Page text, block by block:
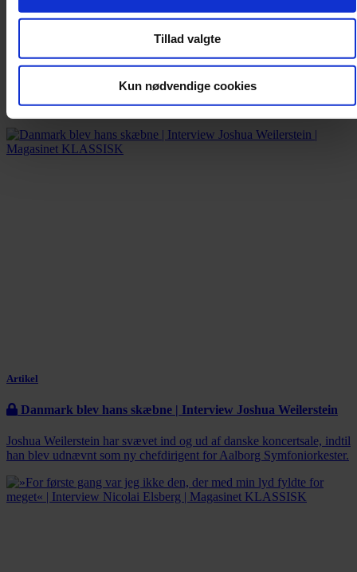
Tillad valgte
Kun nødvendige cookies
Den ny musik bider ikke længere | Essay
Efter et årti, hvor de selv har stillet sig op på scenen, vender
komponisterne nu tilbage til kulissen.
Artikel
Danmark blev hans skæbne | Interview Joshua Weilerstein
Joshua Weilerstein har svævet ind og ud af danske koncertsale, indtil
han blev udnævnt som ny chefdirigent for Aalborg Symfoniorkester.